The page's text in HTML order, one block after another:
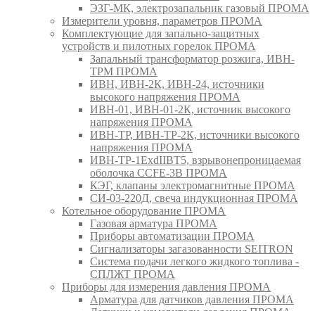
ЭЗГ-МК, электрозапальник газовый ПРОМА
Измерители уровня, параметров ПРОМА
Комплектующие для запально-защитных
устройств и пилотных горелок ПРОМА
Запальный трансформатор розжига, ИВН-
ТРМ ПРОМА
ИВН, ИВН-2К, ИВН-24, источники
высокого напряжения ПРОМА
ИВН-01, ИВН-01-2К, источник высокого
напряжения ПРОМА
ИВН-ТР, ИВН-ТР-2К, источники высокого
напряжения ПРОМА
ИВН-ТР-1ExdIIBT5, взрывонепроницаемая
оболочка CCFE-3B ПРОМА
КЭГ, клапаны электромагнитные ПРОМА
СИ-03-220Д, свеча индукционная ПРОМА
Котельное оборудование ПРОМА
Газовая арматура ПРОМА
Приборы автоматизации ПРОМА
Сигнализаторы загазованности SEITRON
Система подачи легкого жидкого топлива -
СПЛЖТ ПРОМА
Приборы для измерения давления ПРОМА
Арматура для датчиков давления ПРОМА